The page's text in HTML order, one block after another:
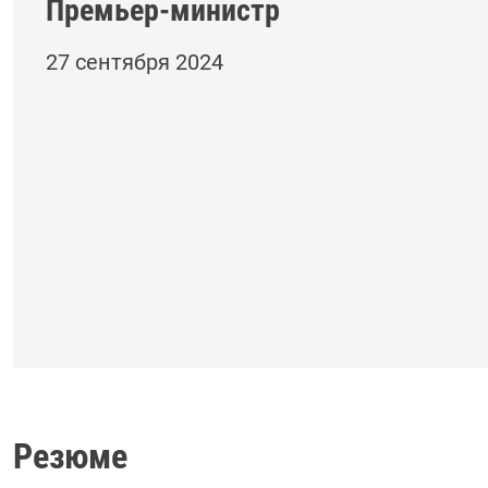
Премьер-министр
27 сентября 2024
Резюме